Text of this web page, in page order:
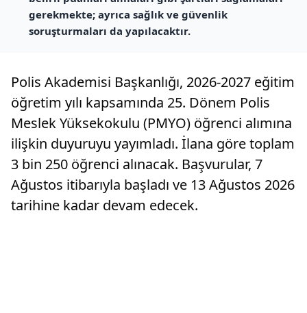
gerekmekte; ayrıca sağlık ve güvenlik
soruşturmaları da yapılacaktır.
Polis Akademisi Başkanlığı, 2026-2027 eğitim
öğretim yılı kapsamında 25. Dönem Polis
Meslek Yüksekokulu (PMYO) öğrenci alımına
ilişkin duyuruyu yayımladı. İlana göre toplam
3 bin 250 öğrenci alınacak. Başvurular, 7
Ağustos itibarıyla başladı ve 13 Ağustos 2026
tarihine kadar devam edecek.